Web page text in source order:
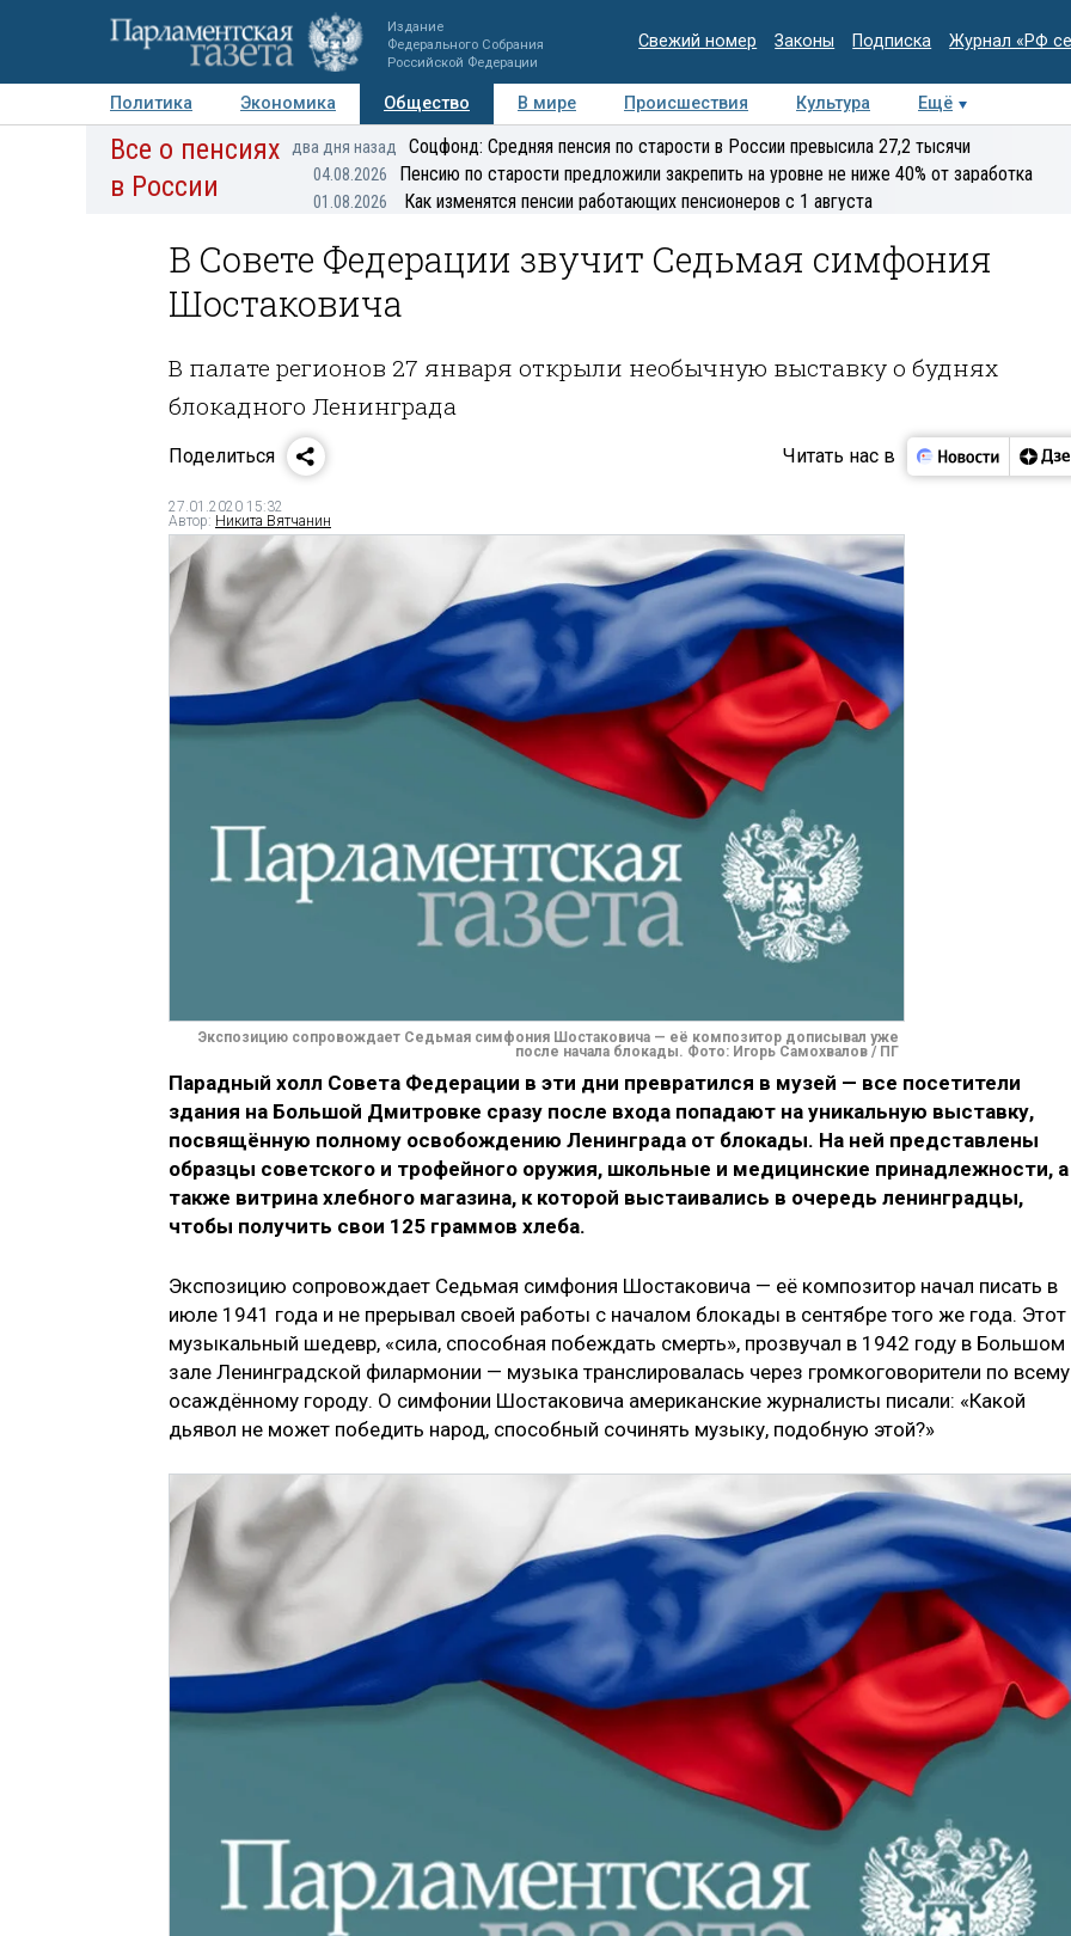
Издание
Федерального Собрания
Российской Федерации
Свежий номер Законы Подписка Журнал «РФ
Политика Экономика Общество В мире Происшествия Культура
Ещё
Авторы Персоны Мнения Регионы Медиацентр Интервью Колумнисты
Все о пенсиях
в России
два дня назад Соцфонд: Средняя пенсия по старости в России превысила 27,2 тысячи
04.08.2026 Пенсию по старости предложили закрепить на уровне не ниже 40% от заработка
01.08.2026 Как изменятся пенсии работающих пенсионеров с 1 августа
В Совете Федерации звучит Седьмая симфония
Шостаковича
В палате регионов 27 января открыли необычную выставку о буднях
блокадного Ленинграда
Поделиться Читать нас в
27.01.2020 15:32
Автор: Никита Вятчанин
Экспозицию сопровождает Седьмая симфония Шостаковича — её композитор дописывал уже
после начала блокады. Фото: Игорь Самохвалов / ПГ
Парадный холл Совета Федерации в эти дни превратился в музей — все посетители
здания на Большой Дмитровке сразу после входа попадают на уникальную выставку,
посвящённую полному освобождению Ленинграда от блокады. На ней представлены
образцы советского и трофейного оружия, школьные и медицинские принадлежности, а
также витрина хлебного магазина, к которой выстаивались в очередь ленинградцы,
чтобы получить свои 125 граммов хлеба.
Экспозицию сопровождает Седьмая симфония Шостаковича — её композитор начал писать в
июле 1941 года и не прерывал своей работы с началом блокады в сентябре того же года. Этот
музыкальный шедевр, «сила, способная побеждать смерть», прозвучал в 1942 году в Большом
зале Ленинградской филармонии — музыка транслировалась через громкоговорители по всему
осаждённому городу. О симфонии Шостаковича американские журналисты писали: «Какой
дьявол не может победить народ, способный сочинять музыку, подобную этой?»